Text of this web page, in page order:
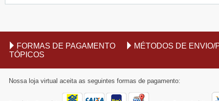
FORMAS DE PAGAMENTO
MÉTODOS DE
TÓPICOS
Nossa loja virtual aceita as seguintes formas de pagamento: